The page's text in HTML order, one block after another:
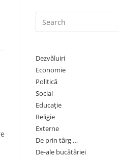
Dezvăluiri
Economie
Politică
Social
Educație
Religie
Externe
De prin târg …
De-ale bucătăriei